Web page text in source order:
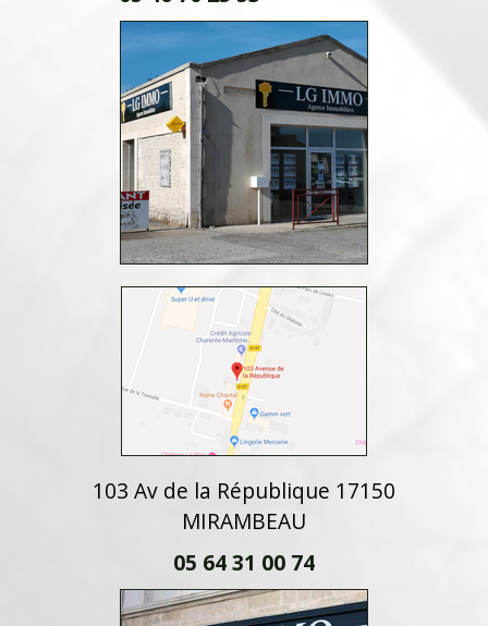
103 Av de la République 17150
MIRAMBEAU
05 64 31 00 74